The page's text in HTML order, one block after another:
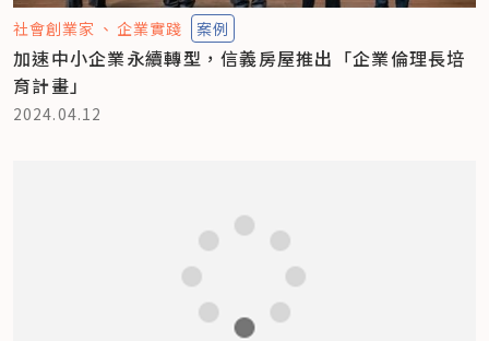
社會創業家 企業實踐 案例
加速中小企業永續轉型，信義房屋推出「企業倫理長培
育計畫」
2024.04.12